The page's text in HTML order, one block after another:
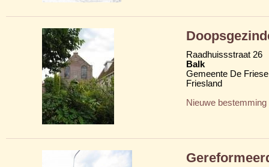
Raadhuissstraat 26
Balk
Gemeente De
Friesland
Nieuwe bestemming